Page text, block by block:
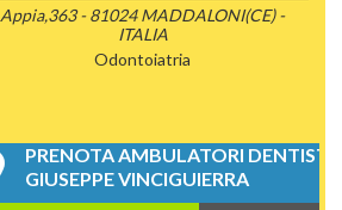
Appia,363 - 81024 MADDALONI(CE) -
ITALIA
Odontoiatria
PRENOTA AMBULATORI DENTISTICI
GIUSEPPE VINCIGUIERRA